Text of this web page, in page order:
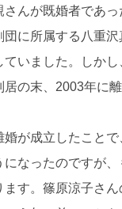
さんが既婚者であ
に所属する八重沢
ていました。しか
の末、2003年に離
婚が成立したこと
になったのですが
ます。篠原涼子さん